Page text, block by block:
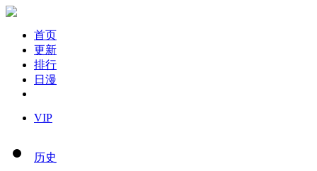
首页
更新
排行
日漫
VIP
历史